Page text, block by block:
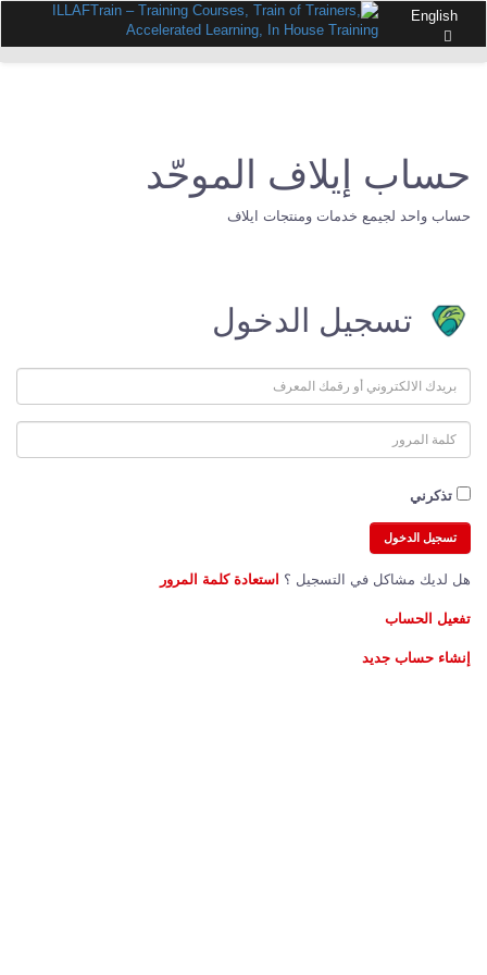
English
حساب إيلاف الموحّد
حساب واحد لجيمع خدمات ومنتجات ايلاف
تسجيل الدخول
تذكرني
هل لديك مشاكل في التسجيل ؟ استعادة كلمة المرور
تفعيل الحساب
إنشاء حساب جديد